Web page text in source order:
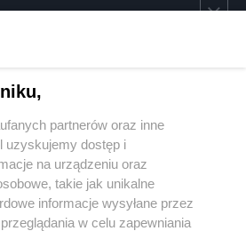
partnerów oraz inne
uzyskujemy dostęp i
na urządzeniu oraz
takie jak unikalne
informacje wysyłane przez
w celu zapewniania